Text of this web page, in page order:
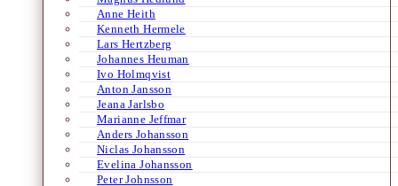
Anne Heith
Kenneth Hermele
Lars Hertzberg
Johannes Heuman
Ivo Holmqvist
Anton Jansson
Jeana Jarlsbo
Marianne Jeffmar
Anders Johansson
Niclas Johansson
Evelina Johansson
Peter Johnsson